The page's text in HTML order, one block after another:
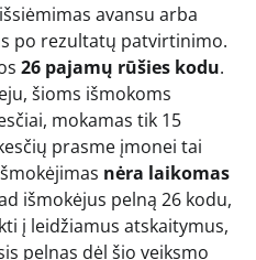
avansu arba
po rezultatų patvirtinimo.
26 pajamų rūšies kodu.
šioms išmokoms
mokamas tik 15
prasme įmonei tai
nėra laikomas
išmokėjus pelną 26 kodu,
į leidžiamus atskaitymus,
pelnas dėl šio veiksmo